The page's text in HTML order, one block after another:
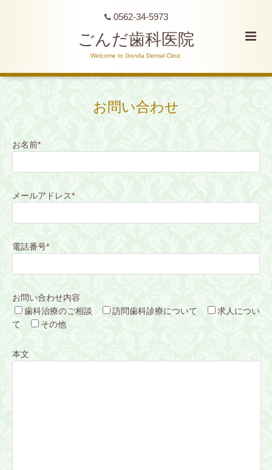
0562-34-5973
ごんだ歯科医院
Welcome to Gonda Dental Clinic
お問い合わせ
お名前*
メールアドレス*
電話番号*
お問い合わせ内容
歯科治療のご相談
訪問歯科診療について
求人につい
て
その他
本文